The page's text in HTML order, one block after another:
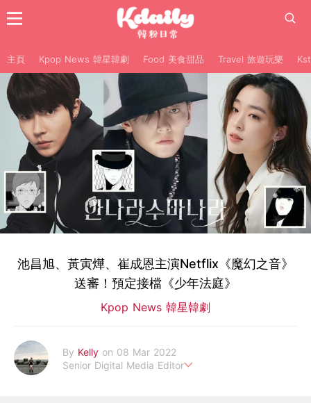
主頁 Kpop News 韓星韓劇 Food 美食甜品 Travel 旅遊玩樂
池昌旭、黃寅燁、崔成恩主演Netflix《魔幻之音》
送審！預定接檔《少年法庭》
Kpop News 韓星韓劇
By Kelly on 08 Mar 2022
Senior Digital Media Editor